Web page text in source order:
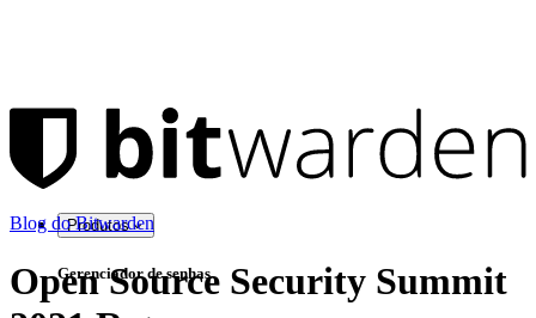
Produtos
Gerenciador de senhas
Blog do Bitwarden
Open Source Security Summit